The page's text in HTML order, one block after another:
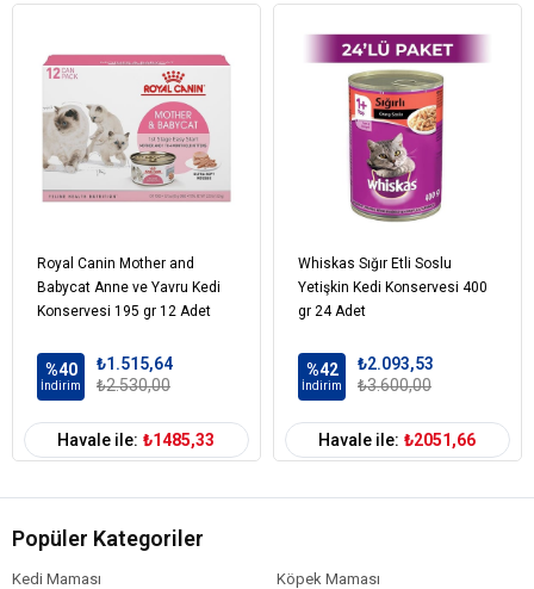
Royal Canin Mother and
Babycat Anne ve Yavru Kedi
Konservesi 195 gr 12 Adet
%40
İndirim
₺1.515,64
₺2.530,00
Havale ile: ₺1485,33
Whiskas Sığır Etli Soslu
Yetişkin Kedi Konservesi 400
gr 24 Adet
%42
İndirim
₺2.093,53
₺3.600,00
Havale ile: ₺2051,66
Popüler Kategoriler
Kedi Maması
Köpek Maması